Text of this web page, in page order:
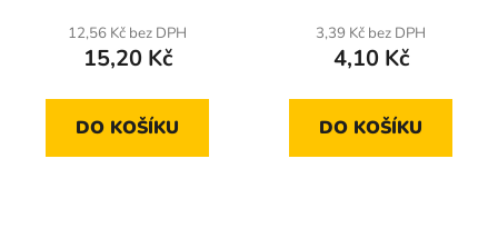
12,56 Kč bez DPH
15,20 Kč
DO KOŠÍKU
3,39 Kč bez DPH
4,10 Kč
DO KOŠÍKU